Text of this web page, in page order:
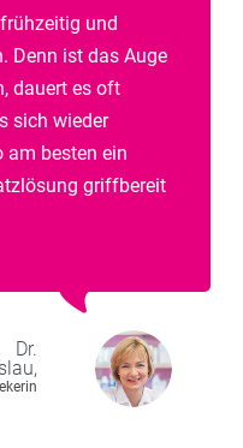
und
Denn ist das Auge
dauert es oft
sich wieder
am besten ein
griffbereit
Dr.